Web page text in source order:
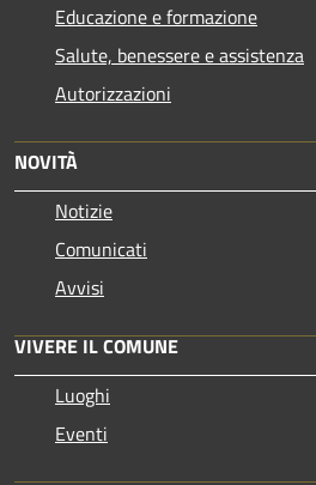
Educazione e formazione
Salute, benessere e assistenza
Autorizzazioni
NOVITÀ
Notizie
Comunicati
Avvisi
VIVERE IL COMUNE
Luoghi
Eventi